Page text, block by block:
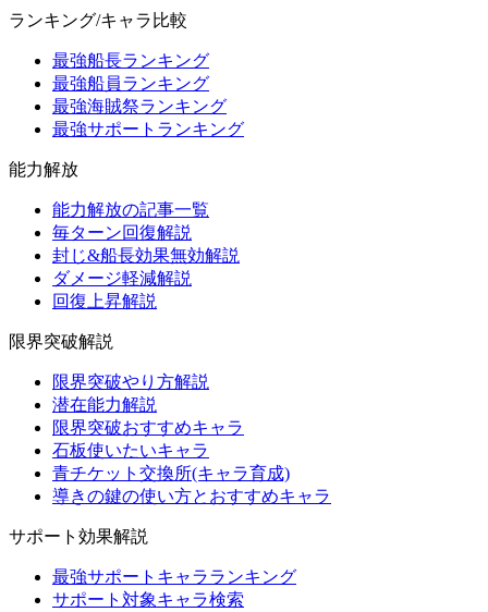
ランキング/キャラ比較
最強船長ランキング
最強船員ランキング
最強海賊祭ランキング
最強サポートランキング
能力解放
能力解放の記事一覧
毎ターン回復解説
封じ&船長効果無効解説
ダメージ軽減解説
回復上昇解説
限界突破解説
限界突破やり方解説
潜在能力解説
限界突破おすすめキャラ
石板使いたいキャラ
青チケット交換所(キャラ育成)
導きの鍵の使い方とおすすめキャラ
サポート効果解説
最強サポートキャラランキング
サポート対象キャラ検索